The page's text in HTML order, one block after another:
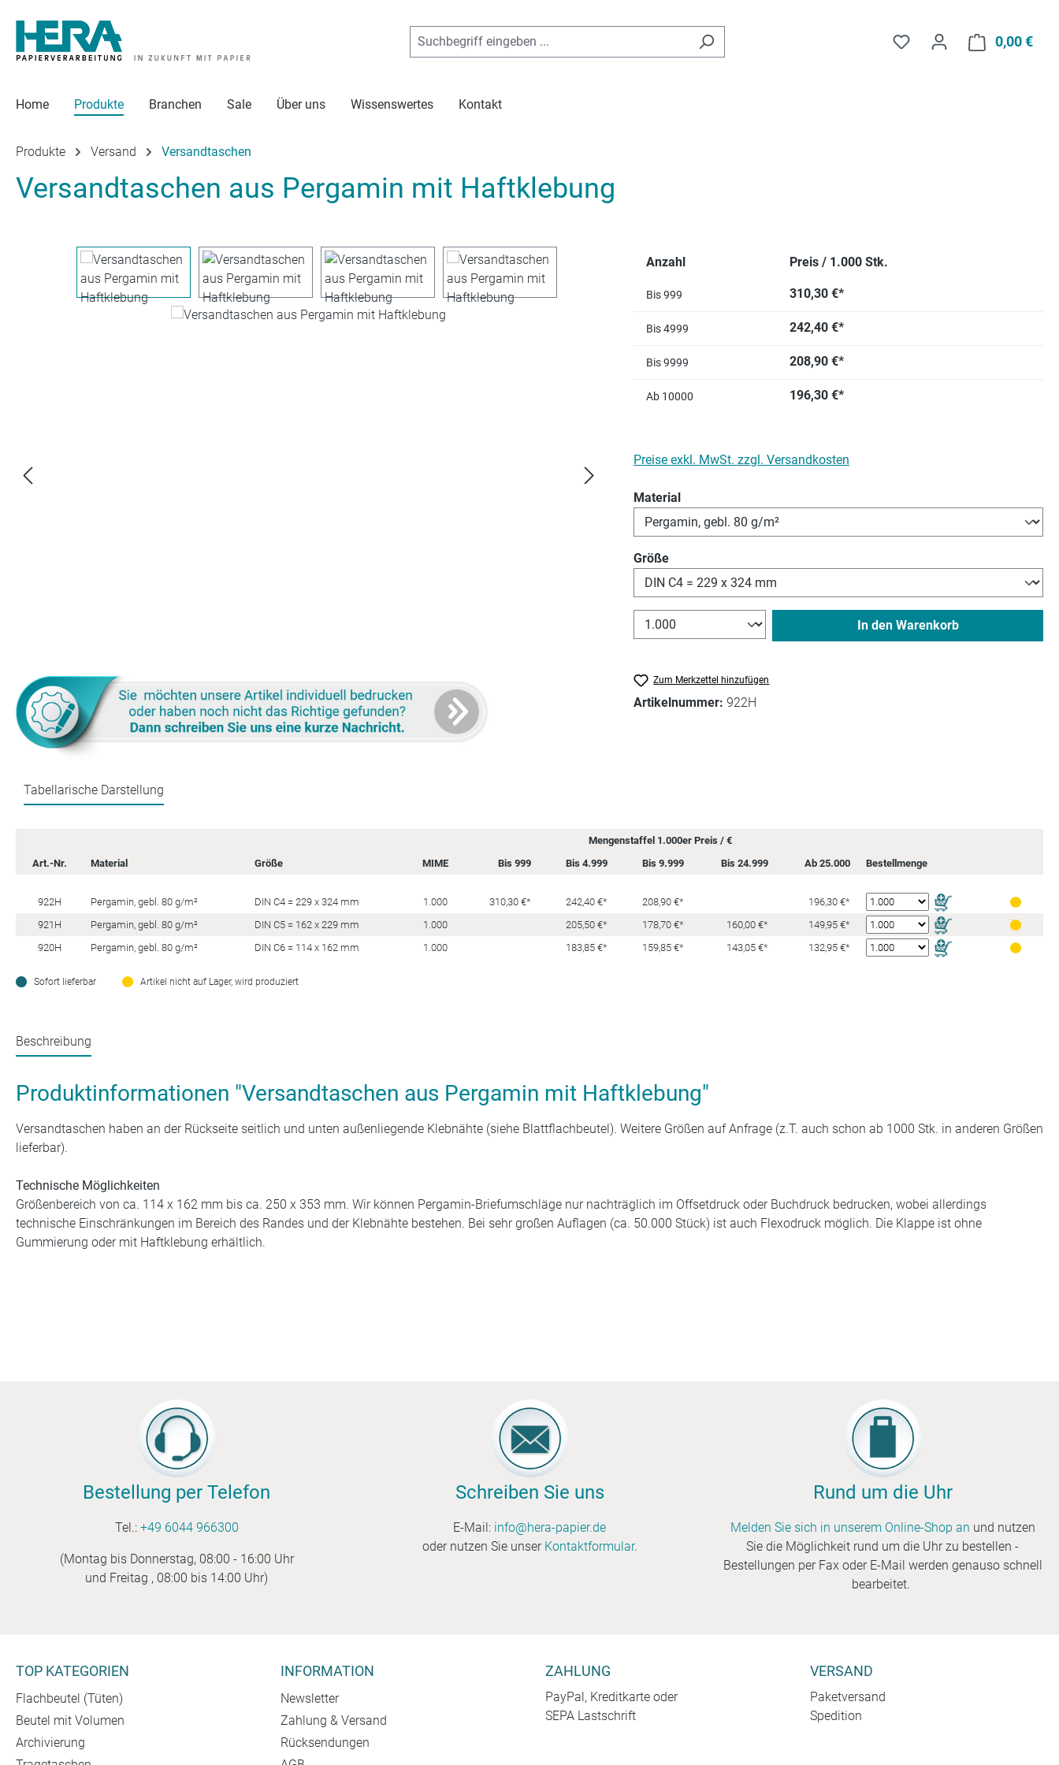
Hauptinhalt springen
Zur Suche springen
Zur Hauptnavigation springen
Du hast 0 Produkte auf
0,00 €
Home Produkte Branchen Sale Über uns Wissenswertes Kontakt
Produkte Versand Versandtaschen
Versandtaschen aus Pergamin mit Haftklebung
Bildergalerie überspringen Anzahl Preis / 1.000 Stk.
Bis999 310,30 €*
Bis4999 242,40 €*
Bis9999 208,90 €*
Ab 10000 196,30 €*
Preise exkl. MwSt. zzgl. Versandkosten
Materialauswählen
Größeauswählen
In den Warenkorb
Zum Merkzettel hinzufügen
Artikelnummer: 922H
Tabellarische Darstellung
Art.-Nr. Material Größe MIME
Mengenstaffel 1.000er Preis / €
Bestellmenge
Bis 999 Bis 4.999 Bis 9.999 Bis 24.999 Ab 25.000
922H Pergamin, gebl. 80 g/m² DIN C4 = 229 x 324 mm 1.000 310,30 €* 242,40 €* 208,90 €*
196,30 €*
921H
Pergamin, gebl. 80 g/m² DIN C5 = 162 x 229 mm 1.000 205,50 €* 178,70 €* 160,00 €*
149,95 €*
920H
Pergamin, gebl. 80 g/m² DIN C6 = 114 x 162 mm 1.000 183,85 €* 159,85 €* 143,05 €* 132,95 €*
Sofort lieferbar Artikel nicht auf Lager, wird produziert
Beschreibung
Produktinformationen "Versandtaschen aus Pergamin mit Haftklebung"
Versandtaschen haben an der Rückseite seitlich und unten außenliegende Klebnähte (siehe Blattflachbeutel). Weitere Größen auf Anfrage (z.T. auch schon ab 1000 Stk. in anderen Größen
lieferbar).
Technische Möglichkeiten
Größenbereich von ca. 114 x 162 mm bis ca. 250 x 353 mm. Wir können Pergamin-Briefumschläge nur nachträglich im Offsetdruck oder Buchdruck bedrucken, wobei allerdings
technische Einschränkungen im Bereich des Randes und der Klebnähte bestehen. Bei sehr großen Auflagen (ca. 50.000 Stück) ist auch Flexodruck möglich. Die Klappe ist ohne
Gummierung oder mit Haftklebung erhältlich.
Bestellung per Telefon
Tel.: +49 6044 966300
(Montag bis Donnerstag, 08:00 - 16:00 Uhr
und Freitag , 08:00 bis 14:00 Uhr)
Schreiben Sie uns
E-Mail: info@hera-papier.de
oder nutzen Sie unser Kontaktformular.
Rund um die Uhr
Melden Sie sich in unserem Online-Shop an und nutzen
Sie die Möglichkeit rund um die Uhr zu bestellen -
Bestellungen per Fax oder E-Mail werden genauso schnell
bearbeitet.
TOP KATEGORIEN
Flachbeutel (Tüten)
Beutel mit Volumen
Archivierung
INFORMATION
Newsletter
Zahlung & Versand
Rücksendungen
ZAHLUNG
PayPal, Kreditkarte oder
SEPA Lastschrift
VERSAND
Paketversand
Spedition